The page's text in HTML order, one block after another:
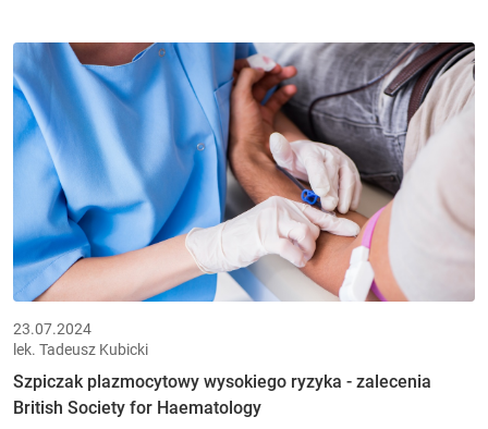
23.07.2024
lek. Tadeusz Kubicki
Szpiczak plazmocytowy wysokiego ryzyka - zalecenia
British Society for Haematology